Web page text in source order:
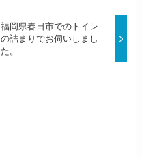
福岡県春日市でのトイレ
の詰まりでお伺いしまし
た。